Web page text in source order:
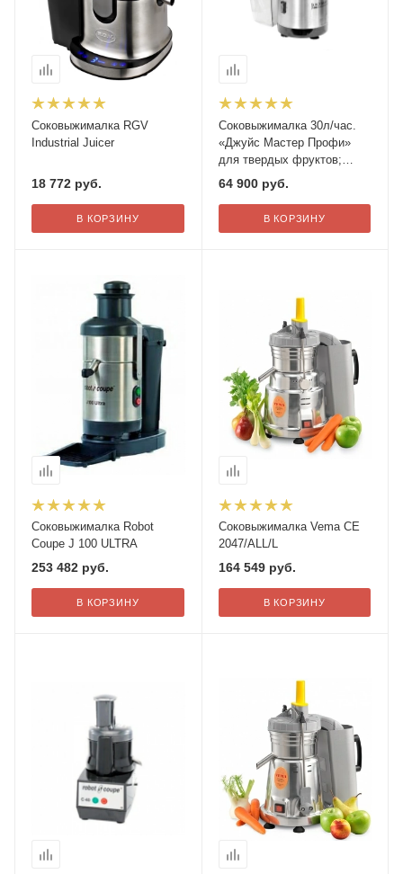
Cоковыжималка RGV
Industrial Juicer
18 772 руб.
В КОРЗИНУ
Соковыжималка 30л/час.
«Джуйс Мастер Профи»
для твердых фруктов;
сталь нерж.;
H=42,L=31,B=21см; 420вт;
64 900руб.
В КОРЗИНУ
Соковыжималка Robot
Coupe J 100 ULTRA
253 482 руб.
В КОРЗИНУ
Соковыжималка Vema CE
2047/ALL/L
164 549руб.
В КОРЗИНУ